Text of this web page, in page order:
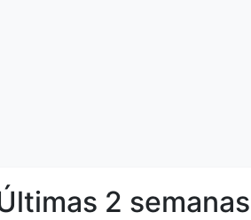
2 semanas